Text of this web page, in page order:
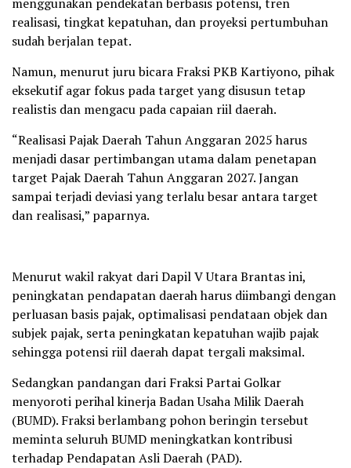
realisasi, tingkat kepatuhan, dan proyeksi pertumbuhan
sudah berjalan tepat.
Namun, menurut juru bicara Fraksi PKB Kartiyono, pihak
eksekutif agar fokus pada target yang disusun tetap
realistis dan mengacu pada capaian riil daerah.
“Realisasi Pajak Daerah Tahun Anggaran 2025 harus
menjadi dasar pertimbangan utama dalam penetapan
target Pajak Daerah Tahun Anggaran 2027. Jangan
sampai terjadi deviasi yang terlalu besar antara target
dan realisasi,” paparnya.
Menurut wakil rakyat dari Dapil V Utara Brantas ini,
peningkatan pendapatan daerah harus diimbangi dengan
perluasan basis pajak, optimalisasi pendataan objek dan
subjek pajak, serta peningkatan kepatuhan wajib pajak
sehingga potensi riil daerah dapat tergali maksimal.
Sedangkan pandangan dari Fraksi Partai Golkar
menyoroti perihal kinerja Badan Usaha Milik Daerah
(BUMD). Fraksi berlambang pohon beringin tersebut
meminta seluruh BUMD meningkatkan kontribusi
terhadap Pendapatan Asli Daerah (PAD).